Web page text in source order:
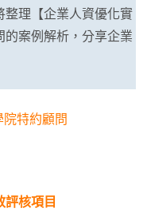
整理【企業人資優化實
案例解析，分享企業
特約顧問
評核項目